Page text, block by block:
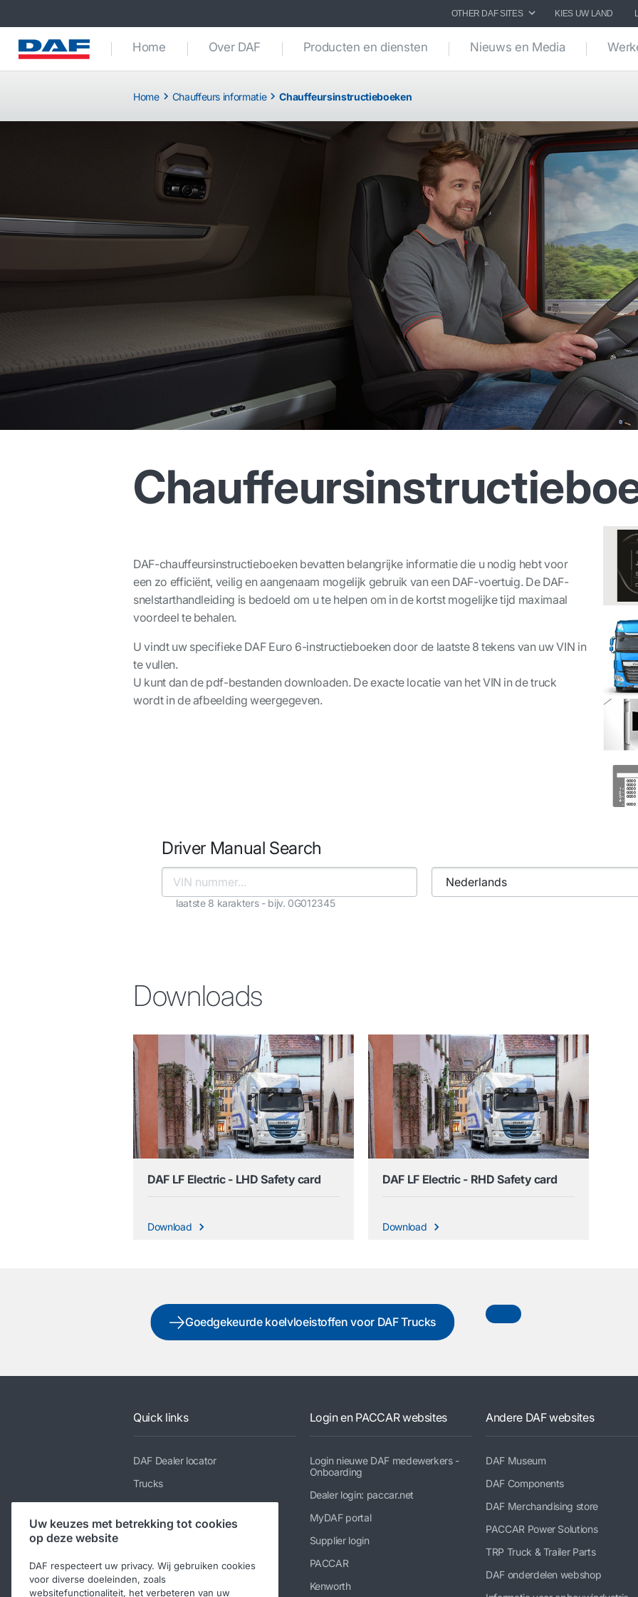
OTHER DAF SITES KIES UW LAND
Home Over DAF Producten en diensten Nieuws en Media
Home Chauffeurs informatie Chauffeursinstructieboeken
DAF-chauffeursinstructieboeken bevatten belangrijke informatie die u nodig hebt voor
een zo efficiënt, veilig en aangenaam mogelijk gebruik van een DAF-voertuig. De DAF-
snelstarthandleiding is bedoeld om u te helpen om in de kortst mogelijke tijd maximaal
voordeel te behalen.
U vindt uw specifieke DAF Euro 6-instructieboeken door de laatste 8 tekens van uw VIN in
te vullen.
U kunt dan de pdf-bestanden downloaden. De exacte locatie van het VIN in de truck
wordt in de afbeelding weergegeven.
Driver Manual Search
laatste 8 karakters - bijv. 0G012345
Downloads
DAF LF Electric - LHD Safety card
Download
DAF LF Electric - RHD Safety card
Download
Goedgekeurde koelvloeistoffen voor DAF Trucks
Quick links
DAF Dealer locator
Trucks
Diensten
Nieuws en media
Contact DAF Trucks N.V.
Login en PACCAR websites
Login nieuwe DAF medewerkers -
Onboarding
Dealer login: paccar.net
MyDAF portal
Supplier login
PACCAR
Kenworth
Andere DAF websites
DAF Museum
DAF Components
DAF Merchandising store
PACCAR Power Solutions
TRP Truck & Trailer Parts
DAF onderdelen webshop
Uw keuzes met betrekking tot cookies
op deze website
DAF respecteert uw privacy. Wij gebruiken cookies
voor diverse doeleinden, zoals
websitefunctionaliteit, het verbeteren van uw